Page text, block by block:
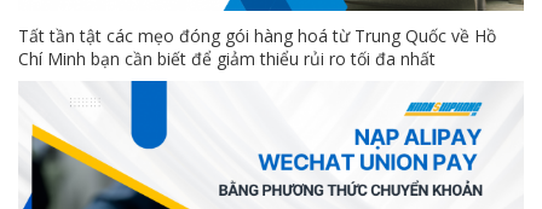
Tất tần tật các mẹo đóng gói hàng hoá từ Trung Quốc về Hồ
Chí Minh bạn cần biết để giảm thiểu rủi ro tối đa nhất